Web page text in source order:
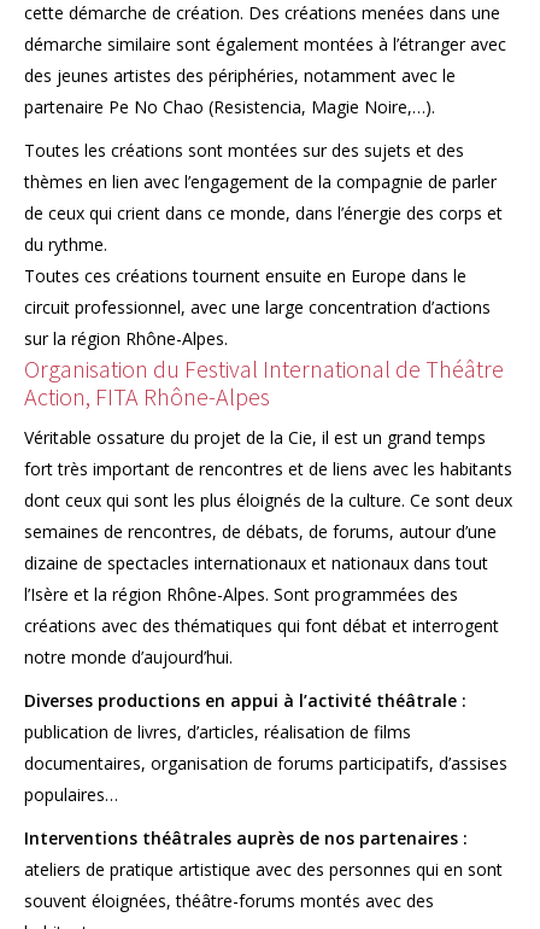
cette démarche de création. Des créations menées dans une
démarche similaire sont également montées à l’étranger avec
des jeunes artistes des périphéries, notamment avec le
partenaire Pe No Chao (Resistencia, Magie Noire,…).
Toutes les créations sont montées sur des sujets et des
thèmes en lien avec l’engagement de la compagnie de parler
de ceux qui crient dans ce monde, dans l’énergie des corps et
du rythme.
Toutes ces créations tournent ensuite en Europe dans le
circuit professionnel, avec une large concentration d’actions
sur la région Rhône-Alpes.
Organisation du Festival International de Théâtre
Action, FITA Rhône-Alpes
Véritable ossature du projet de la Cie, il est un grand temps
fort très important de rencontres et de liens avec les habitants
dont ceux qui sont les plus éloignés de la culture. Ce sont deux
semaines de rencontres, de débats, de forums, autour d’une
dizaine de spectacles internationaux et nationaux dans tout
l’Isère et la région Rhône-Alpes. Sont programmées des
créations avec des thématiques qui font débat et interrogent
notre monde d’aujourd’hui.
Diverses productions en appui à l’activité théâtrale :
publication de livres, d’articles, réalisation de films
documentaires, organisation de forums participatifs, d’assises
populaires…
Interventions théâtrales auprès de nos partenaires :
ateliers de pratique artistique avec des personnes qui en sont
souvent éloignées, théâtre-forums montés avec des